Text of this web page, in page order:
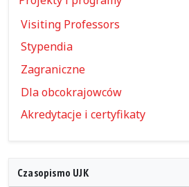
Visiting Professors
Stypendia
Zagraniczne
Dla obcokrajowców
Akredytacje i certyfikaty
Czasopismo UJK